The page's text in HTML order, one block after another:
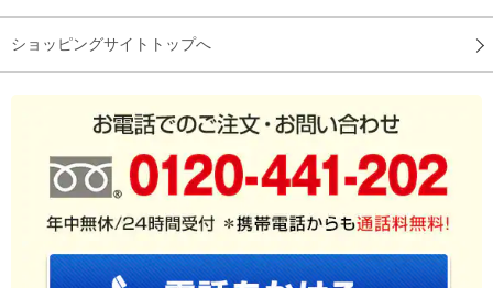
ショッピングサイトトップへ